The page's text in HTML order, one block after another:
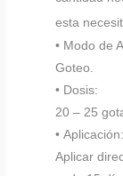
esta
• Modo de
Goteo.
• Dosis:
20 – 25
• Aplicación:
Aplicar